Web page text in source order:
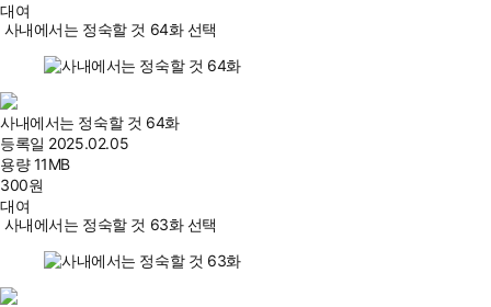
대여
사내에서는 정숙할 것 64화 선택
사내에서는 정숙할 것 64화
등록일 2025.02.05
용량11MB
300원
대여
사내에서는 정숙할 것 63화 선택